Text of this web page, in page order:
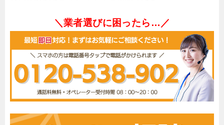
＼業者選びに困ったら…／